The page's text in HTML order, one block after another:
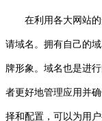
在利用各大网站的
请域名。拥有自己的
牌形象。域名也是进
者更好地管理应用并
择和配置，可以为用